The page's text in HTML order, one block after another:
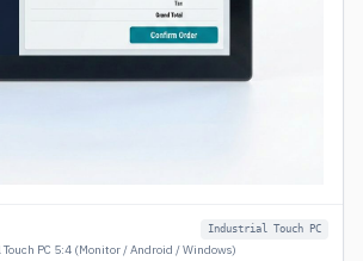
Industrial Touch PC
PC 5:4 (Monitor / Android / Windows)